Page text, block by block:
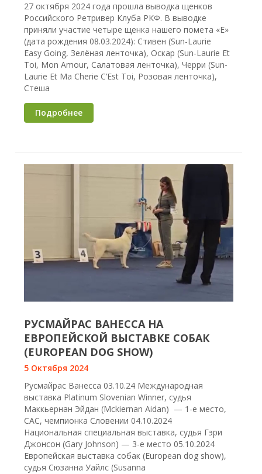
27 октября 2024 года прошла выводка щенков
Российского Ретривер Клуба РКФ. В выводке
приняли участие четыре щенка нашего помета «Е»
(дата рождения 08.03.2024): Стивен (Sun-Laurie
Easy Going, Зелёная ленточка), Оскар (Sun-Laurie Et
Toi, Mon Amour, Салатовая ленточка), Черри (Sun-
Laurie Et Ma Cherie C’Est Toi, Розовая ленточка),
Стеша
Подробнее
РУСМАЙРАС ВАНЕССА НА
ЕВРОПЕЙСКОЙ ВЫСТАВКЕ СОБАК
(EUROPEAN DOG SHOW)
5 Октября 2024
Русмайрас Ванесса 03.10.24 Международная
выставка Platinum Slovenian Winner, судья
Маккьернан Эйдан (Mckiernan Aidan) — 1-е место,
CAC, чемпионка Словении 04.10.2024
Национальная специальная выставка, судья Гэри
Джонсон (Gary Johnson) — 3-е место 05.10.2024
Европейская выставка собак (European dog show),
судья Сюзанна Уайлс (Susanna